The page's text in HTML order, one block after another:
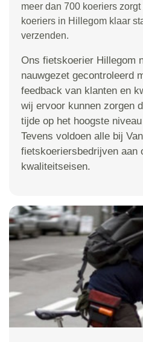
meer dan 700 koeriers
koeriers in Hillegom klaar
verzenden.
Ons fietskoerier Hillegom
nauwgezet gecontroleerd
feedback van klanten en
wij ervoor kunnen zorgen
tijde op het hoogste
Tevens voldoen alle bij
fietskoeriersbedrijven aan
kwaliteitseisen.